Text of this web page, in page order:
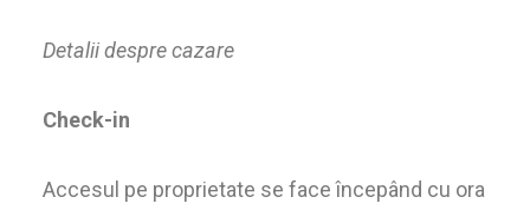
Detalii despre cazare
Check-in
Accesul pe proprietate se face începând cu ora